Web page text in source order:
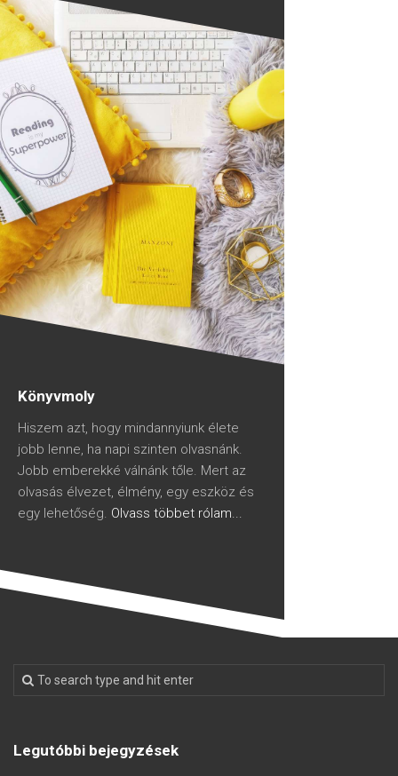
Könyvmoly
Hiszem azt, hogy mindannyiunk élete
jobb lenne, ha napi szinten olvasnánk.
Jobb emberekké válnánk tőle. Mert az
olvasás élvezet, élmény, egy eszköz és
egy lehetőség. Olvass többet rólam...
Legutóbbi bejegyzések